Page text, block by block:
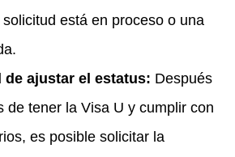
está en proceso o una
de ajustar el estatus: Después
de tener la Visa U y cumplir con
es posible solicitar la